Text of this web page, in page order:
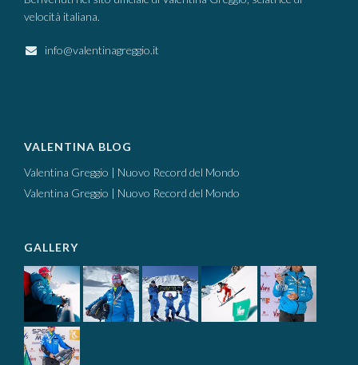
velocità italiana.
info@valentinagreggio.it
VALENTINA BLOG
Valentina Greggio | Nuovo Record del Mondo
Valentina Greggio | Nuovo Record del Mondo
GALLERY